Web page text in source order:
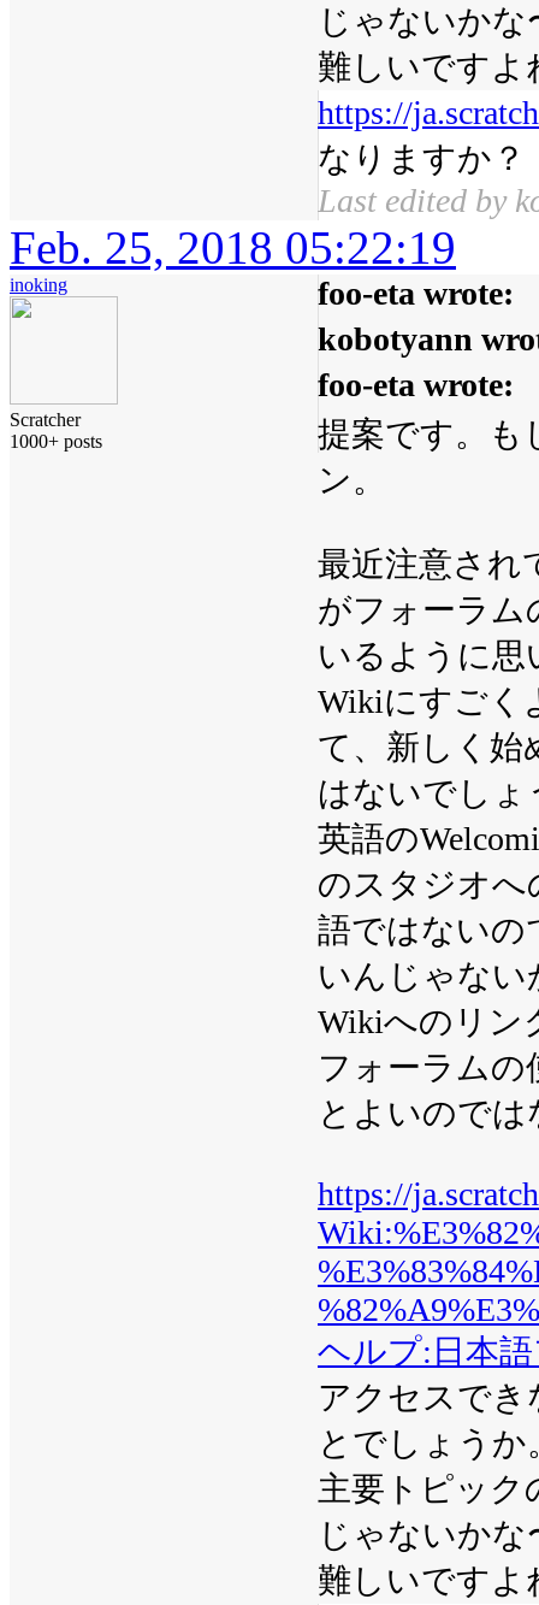
じゃないか
難しいですよ
https://
なりますか？
Last edited by
Feb. 25, 2018 05:22:19
inoking
Scratcher
1000+ posts
foo-eta wrote:
kobotyann
foo-eta wrote:
提案です。も
ン。
最近注意され
がフォーラム
いるように思
Wikiにすごく
て、新しく始
はないでしょ
英語の
のスタジオへ
語ではないの
いんじゃない
Wikiへのリン
フォーラムの
とよいので
https://
ヘルプ:日本
アクセスで
とでしょうか
主要トピック
じゃないか
難しいですよ